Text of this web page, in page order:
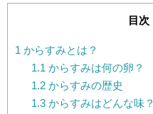
目次
1 からすみとは？
1.1からすみは何の卵？
1.2からすみの歴史
1.3からすみはどんな味？